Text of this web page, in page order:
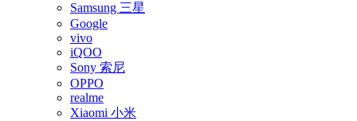
Samsung 三星
Google
vivo
iQOO
Sony 索尼
OPPO
realme
Xiaomi 小米